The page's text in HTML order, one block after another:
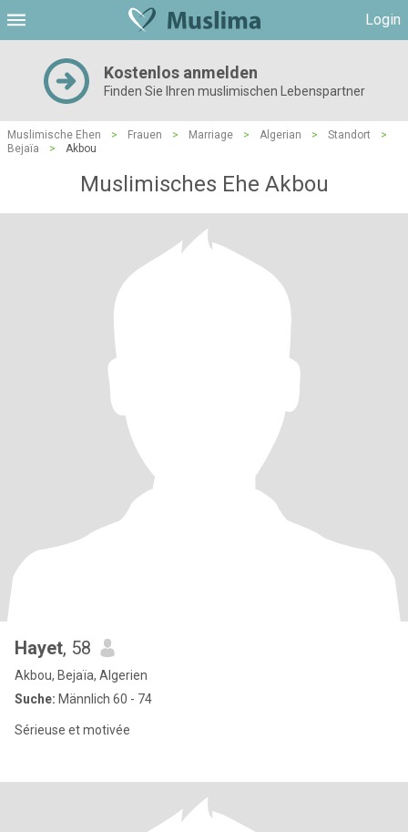
Login
Kostenlos anmelden
Finden Sie Ihren muslimischen Lebenspartner
Muslimische Ehen > Frauen > Marriage > Algerian > Standort
>
Bejaïa
> Akbou
Muslimisches Ehe Akbou
Hayet, 58
Akbou, Bejaïa, Algerien
Suche: Männlich 60 - 74
Sérieuse et motivée